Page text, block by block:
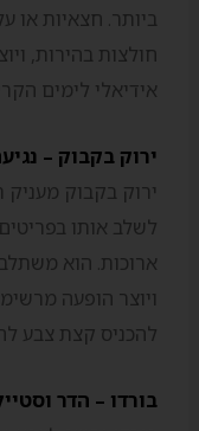
ביותר. חצאיות או
חולצות בהירות,
אידיאלי לימים
ירוק בקבוק –
ירוק בקבוק
לשלב אותו
ארוכות. הוא
ויוצר הופעה
להכניס קצת צבע
בורדו – הדר